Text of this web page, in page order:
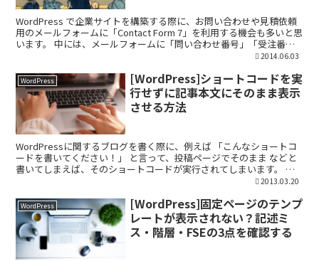
WordPress で企業サイトを構築する際に、お問い合わせや見積依頼
用のメールフォームに「Contact Form 7」を利用する機会も多いと思
います。 中には、メールフォームに「問い合わせ番号」「受注番
2014.06.03
WordPress
[WordPress]ショートコードを実
行せずに記事本文にそのまま表示
させる方法
WordPressに関するブログを書く際に、例えば 「こんなショートコ
ードを書いてください！」 と言って、投稿ページでそのまま などと
書いてしまえば、そのショートコードが実行されてしまいます。 シ
2013.03.20
WordPress
[WordPress]固定ページのテンプ
レートが表示されない？記述ミ
ス・階層・FSEの3点を確認する